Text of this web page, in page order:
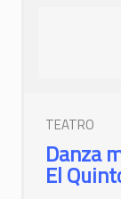
TEATRO
Danza
El